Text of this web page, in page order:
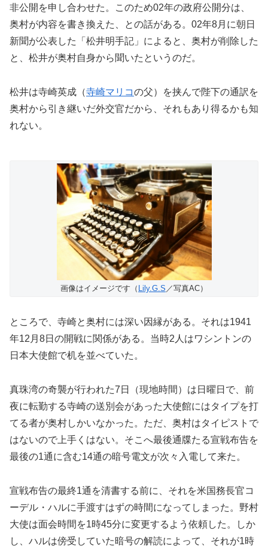
非公開を申し合わせた。このため02年の政府公開分は、
奥村が内容を書き換えた、との話がある。02年8月に朝日
新聞が公表した「松井明手記」によると、奥村が削除した
と、松井が奥村自身から聞いたというのだ。
松井は寺崎英成（寺崎マリコの父）を挟んで陛下の通訳を
奥村から引き継いだ外交官だから、それもあり得るかも知
れない。
画像はイメージです（ Lily.G.S ／写真AC）
ところで、寺崎と奥村には深い因縁がある。それは1941
年12月8日の開戦に関係がある。当時2人はワシントンの
日本大使館で机を並べていた。
真珠湾の奇襲が行われた7日（現地時間）は日曜日で、前
夜に転勤する寺崎の送別会があった大使館にはタイプを打
てる者が奥村しかいなかった。ただ、奥村はタイピストで
はないので上手くはない。そこへ最後通牒たる宣戦布告を
最後の1通に含む14通の暗号電文が次々入電して来た。
宣戦布告の最終1通を清書する前に、それを米国務長官コ
ーデル・ハルに手渡すはずの時間になってしまった。野村
大使は面会時間を1時45分に変更するよう依頼した。しか
し、ハルは傍受していた暗号の解読によって、それが1時